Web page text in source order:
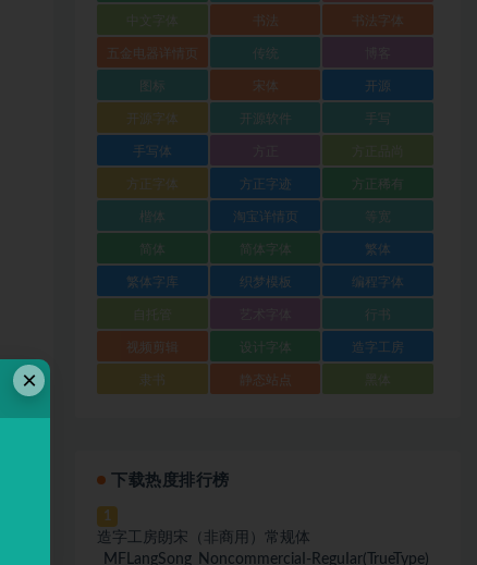
书法 书法字体
五金电器详情页 传统
图标 宋体 开源
开源字体 开源软件 手写
手写体
方正字体 方正字迹 方正稀有
楷体 淘宝详情页 等宽
简体 简体字体 繁体
繁体字库 织梦模板 编程字体
自托管 行书
视频剪辑 设计字体 造字工房
隶书 静态站点
下载热度排行榜
1
造字工房朗宋（非商用）常规体
_MFLangSong_NoncommerciaI-ReguIar(TrueType)
×